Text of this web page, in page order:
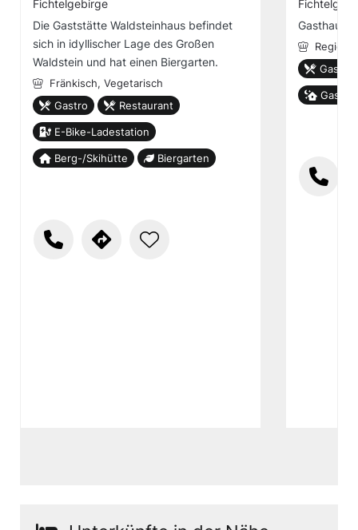
Fichtelgebirge
Die Gaststätte Waldsteinhaus befindet
sich in idyllischer Lage des Großen
Waldstein und hat einen Biergarten.
Fränkisch, Vegetarisch
Gastro Restaurant
E-Bike-Ladestation
Berg-/Skihütte Biergarten
Gasthaus /
Regional
Gastro